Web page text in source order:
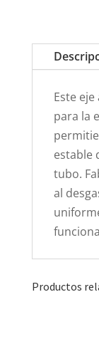
Este
para la
estable
tubo.
al
Productos